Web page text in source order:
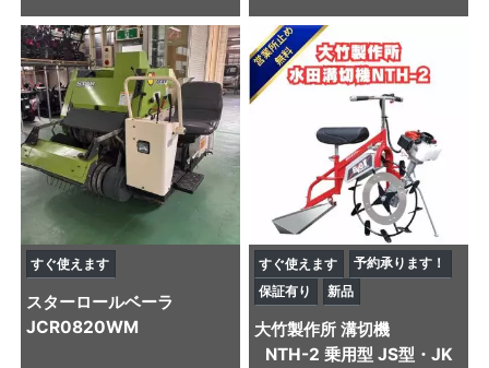
すぐ使えます
スターロールベーラ
JCR0820WM
すぐ使えます
予約承ります！
保証有り
新品
大竹製作所 溝切機
NTH-2 乗用型 JS型・JK